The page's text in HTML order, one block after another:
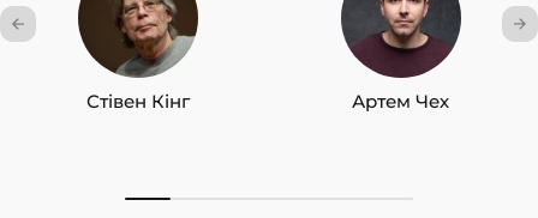
Стівен Кінг Артем Чех